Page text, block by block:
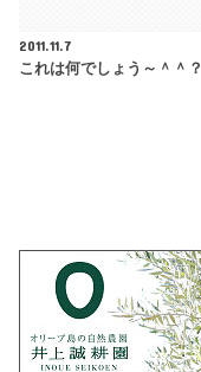
2011.11.7
これは何でしょう～＾＾？